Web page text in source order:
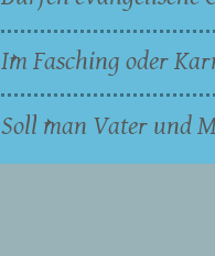
Im Fasching oder
Soll man Vater und